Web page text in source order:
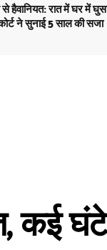
से हैवानियत: रात में घर में
ने सुनाई 5 साल की सजा
कई